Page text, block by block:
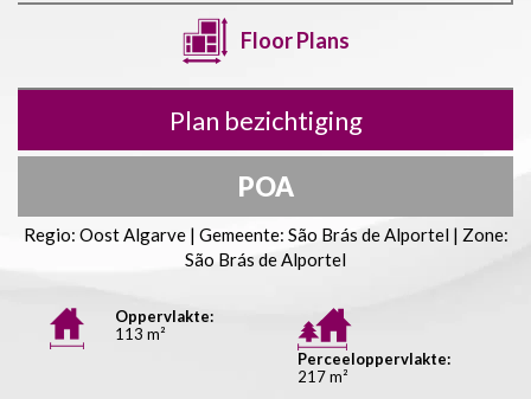
Floor Plans
Plan bezichtiging
POA
Regio: Oost Algarve | Gemeente: São Brás de Alportel | Zone:
São Brás de Alportel
Oppervlakte:
113 m²
Perceeloppervlakte:
217 m²